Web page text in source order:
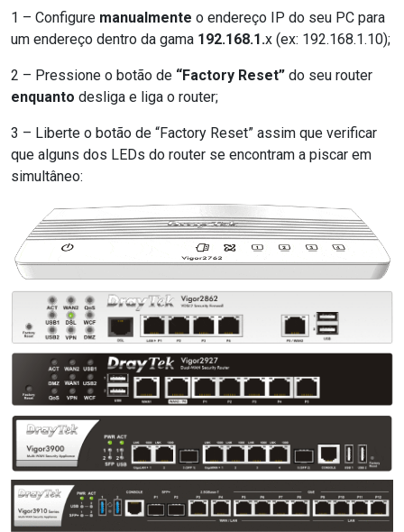
1 – Configure manualmente o endereço IP do seu PC para
um endereço dentro da gama 192.168.1.x (ex: 192.168.1.10);
2 – Pressione o botão de “Factory Reset” do seu router
enquanto desliga e liga o router;
3 – Liberte o botão de “Factory Reset” assim que verificar
que alguns dos LEDs do router se encontram a piscar em
simultâneo: